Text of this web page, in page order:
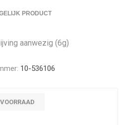
PRODUCT
aanwezig (6g)
10-536106